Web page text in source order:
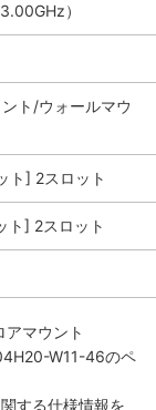
）
ト/ウォールマウ
ト] 2スロット
ト] 2スロット
マウント
W11-46のペ
する仕様情報を